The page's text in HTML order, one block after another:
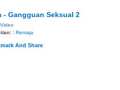
- Gangguan Seksual 2
Video
: Remaja